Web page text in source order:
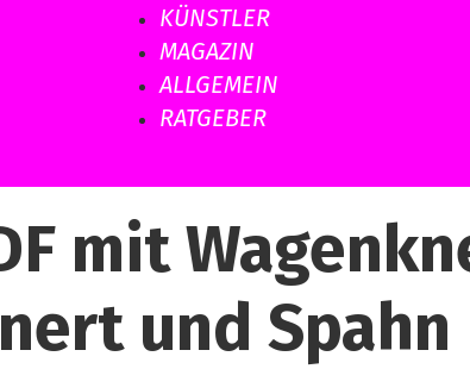
KÜNSTLER
MAGAZIN
ALLGEMEIN
RATGEBER
mit
und Spahn